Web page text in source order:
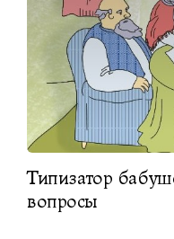
Типизатор
вопросы